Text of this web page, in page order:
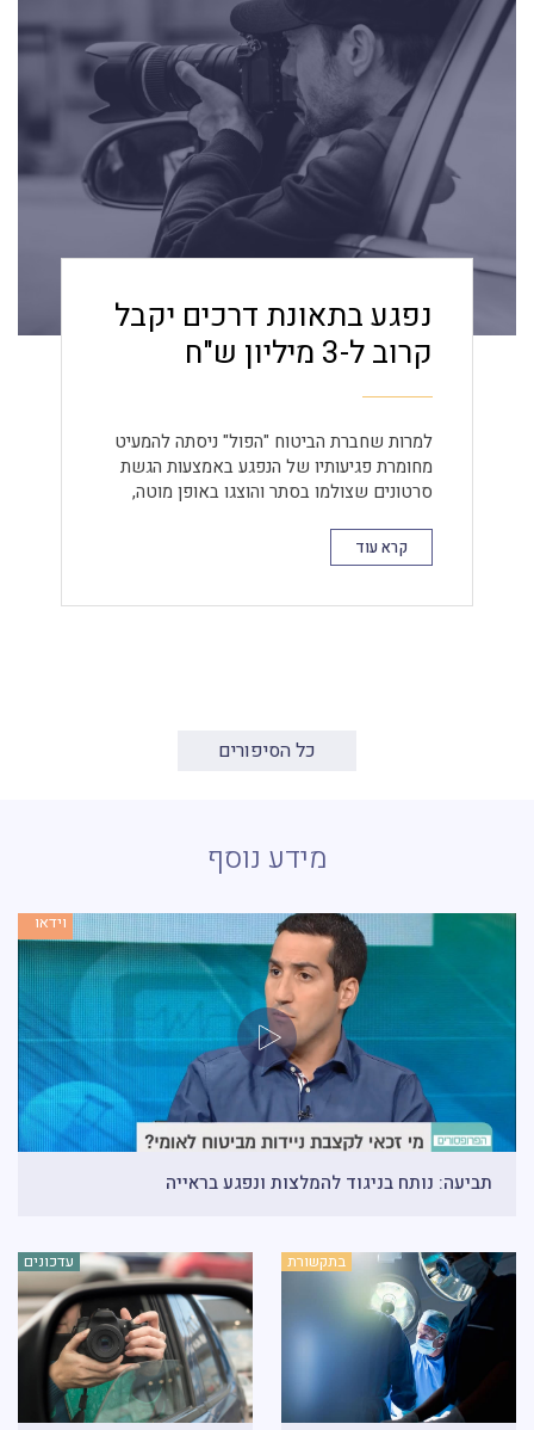
נפגע בתאונת דרכים יקבל
קרוב ל-3 מיליון ש"ח
למרות שחברת הביטוח "הפול" ניסתה להמעיט
מחומרת פגיעותיו של הנפגע באמצעות הגשת
סרטונים שצולמו בסתר והוצגו באופן מוטה,
הפגיעות הקשות שנגרמו לנפגע ואת השפעתן
המכרעת על תפקודו היומיומי.
קרא עוד
כל הסיפורים
מידע נוסף
בתקשורת
וידאו
תביעה: נותח בניגוד להמלצות ונפגע בראייה
עדכונים